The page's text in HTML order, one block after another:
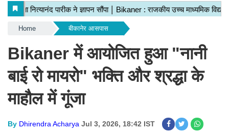
Home बीकानेर आसपास
Bikaner में आयोजित हुआ "नानी
बाई रो मायरो" भक्ति और श्रद्धा के
माहौल में गूंजा
By Dhirendra Acharya Jul 3, 2026, 18:42 IST